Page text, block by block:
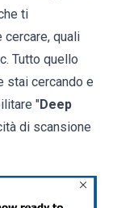
ti
quali
Tutto quello
stai cercando e
"Deep
di scansione